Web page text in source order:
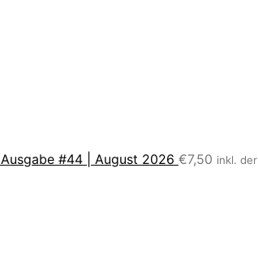
Ausgabe #44 | August 2026 €7,50 inkl.